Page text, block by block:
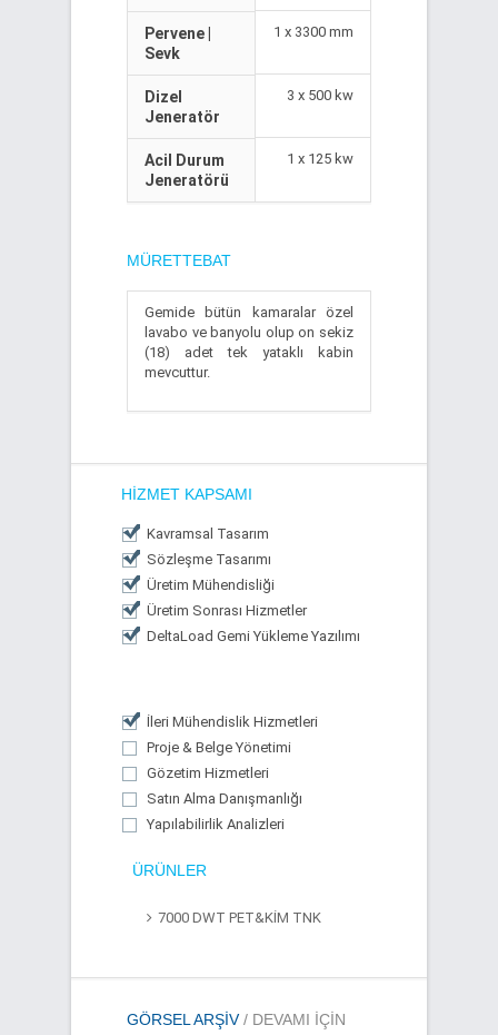
Pervene |
Sevk
1 x 3300 mm
Dizel
Jeneratör
3 x 500 kw
Acil Durum
Jeneratörü
1 x 125 kw
MÜRETTEBAT
Gemide bütün kamaralar özel
lavabo ve banyolu olup on sekiz
(18) adet tek yataklı kabin
mevcuttur.
HIZMET KAPSAMI
Kavramsal Tasarım
Sözleşme Tasarımı
Üretim Mühendisliği
Üretim Sonrası Hizmetler
DeltaLoad Gemi Yükleme Yazılımı
İleri Mühendislik Hizmetleri
Proje & Belge Yönetimi
Gözetim Hizmetleri
Satın Alma Danışmanlığı
Yapılabilirlik Analizleri
ÜRÜNLER
7000 DWT PET&KİM TNK
GÖRSEL ARŞIV/ DEVAMI IÇIN